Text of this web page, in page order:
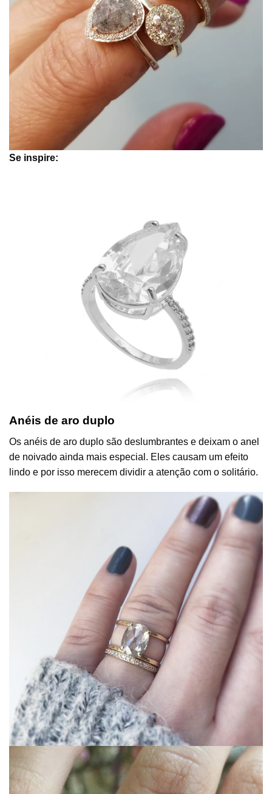
Se inspire:
Anéis de aro duplo
Os anéis de aro duplo são deslumbrantes e deixam o anel
de noivado ainda mais especial. Eles causam um efeito
lindo e por isso merecem dividir a atenção com o solitário.